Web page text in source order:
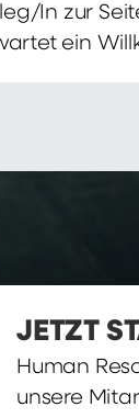
In zur
ein
JETZT
Human
unsere